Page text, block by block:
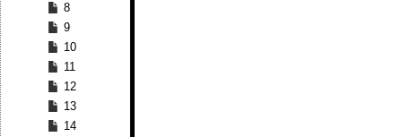
8
9
10
11
12
13
14